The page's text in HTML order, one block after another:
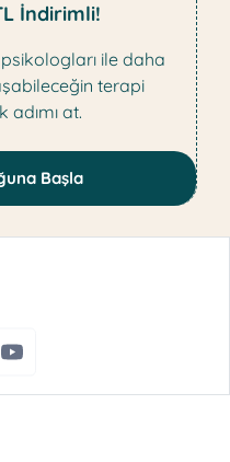
İndirimli!
ile daha
terapi
at.
Başla